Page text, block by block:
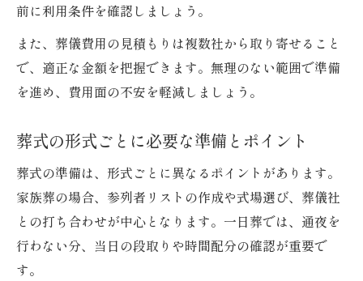
前に利用条件を確認しましょう。
また、葬儀費用の見積もりは複数社から取り寄せること
で、適正な金額を把握できます。無理のない範囲で準備
を進め、費用面の不安を軽減しましょう。
葬式の形式ごとに必要な準備とポイント
葬式の準備は、形式ごとに異なるポイントがあります。
家族葬の場合、参列者リストの作成や式場選び、葬儀社
との打ち合わせが中心となります。一日葬では、通夜を
行わない分、当日の段取りや時間配分の確認が重要で
す。